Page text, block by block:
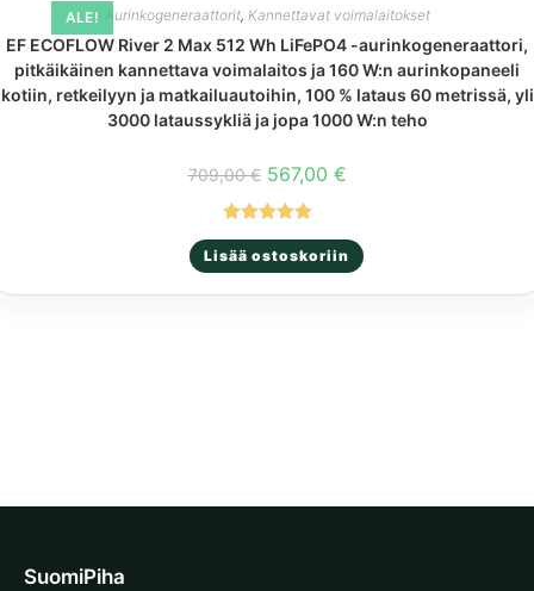
ALE! Aurinkogeneraattorit, Kannettavat voimalaitokset
EF ECOFLOW River 2 Max 512 Wh LiFePO4 -aurinkogeneraattori,
pitkäikäinen kannettava voimalaitos ja 160 W:n aurinkopaneeli
kotiin, retkeilyyn ja matkailuautoihin, 100 % lataus 60 metrissä, yli
3000 lataussykliä ja jopa 1000 W:n teho
709,00€ Alkuperäinen
hinta
oli:
709,00 €.
567,00 €Nykyinen
hinta
Arvostelu
tuotteesta:
Lisää ostoskoriin
SuomiPiha